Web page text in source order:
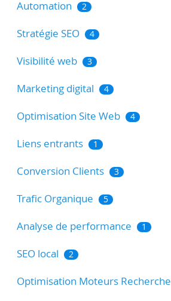
Automation 2
Stratégie SEO 4
Visibilité web 3
Marketing digital 4
Optimisation Site Web 4
Liens entrants 1
Conversion Clients 3
Trafic Organique 5
Analyse de performance 1
SEO local 2
Optimisation Moteurs Recherche